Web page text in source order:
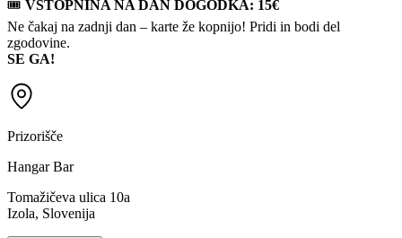
🎟 VSTOPNINA NA DAN DOGODKA: 15€
Ne čakaj na zadnji dan – karte že kopnijo! Pridi in bodi del
zgodovine.
SE GA!
Prizorišče
Hangar Bar
Tomažičeva ulica 10a
Izola, Slovenija